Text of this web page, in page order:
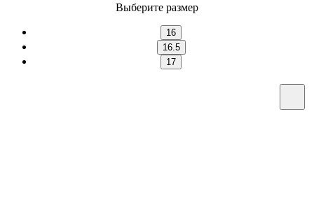
Выберите размер
16
16.5
17